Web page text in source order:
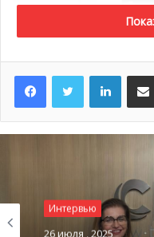
Интервью
26 июля , 2025